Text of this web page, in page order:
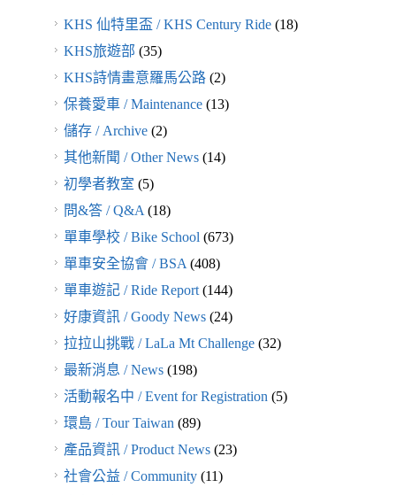
KHS 仙特里盃 / KHS Century Ride(18)
KHS旅遊部 (35)
KHS詩情畫意羅馬公路(2)
保養愛車 / Maintenance(13)
儲存 / Archive(2)
其他新聞 / Other News(14)
初學者教室 (5)
問&答 / Q&A (18)
單車學校 / Bike School (673)
單車安全協會 / BSA (408)
單車遊記 / Ride Report(144)
好康資訊 / Goody News(24)
拉拉山挑戰 / LaLa Mt Challenge(32)
最新消息 / News(198)
活動報名中 / Event for Registration (5)
環島 / Tour Taiwan (89)
產品資訊 / Product News(23)
社會公益 / Community(11)